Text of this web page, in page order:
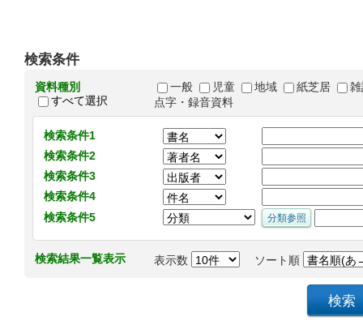
検索条件
資料種別
すべて選択
一般 児童 地域 紙芝居
点字・録音資料
検索条件1
検索条件2
検索条件3
検索条件4
検索条件5
検索結果一覧表示 表示数 ソート順